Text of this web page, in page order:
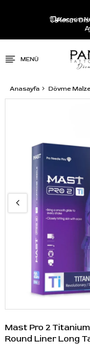
Resmi
Kargom
Anasayfa Dövme
Mast Pro 2
Round Liner Long